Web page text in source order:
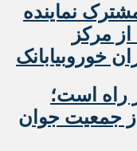
نماینده
مرکز
خوروبیابانک
راه است؛
جمعیت جوان